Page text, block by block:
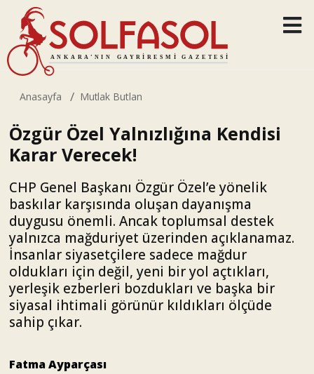
Anasayfa Mutlak Butlan
Özgür Özel Yalnızlığına Kendisi
Karar Verecek!
CHP Genel Başkanı Özgür Özel’e yönelik
baskılar karşısında oluşan dayanışma
duygusu önemli. Ancak toplumsal destek
yalnızca mağduriyet üzerinden açıklanamaz.
İnsanlar siyasetçilere sadece mağdur
oldukları için değil, yeni bir yol açtıkları,
yerleşik ezberleri bozdukları ve başka bir
siyasal ihtimali görünür kıldıkları ölçüde
sahip çıkar.
Fatma Ayparçası